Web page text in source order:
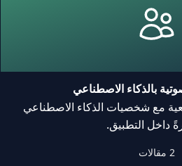
بالذكاء الاصطناعي
مع شخصيات الذكاء الاصطناعي
داخل التطبيق.
2 مقالات